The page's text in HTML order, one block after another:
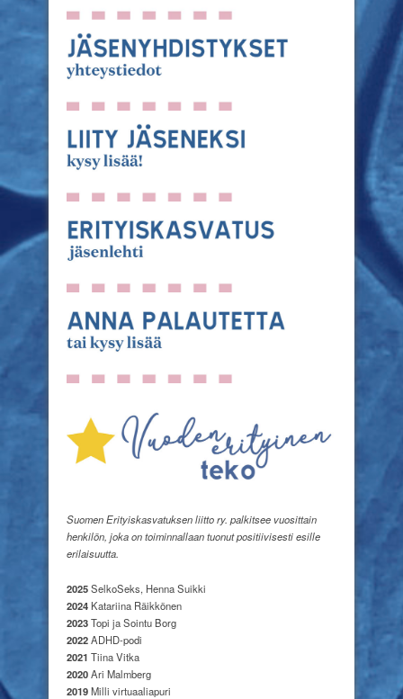
Suomen Erityiskasvatuksen liitto ry. palkitsee vuosittain
henkilön, joka on toiminnallaan tuonut positiivisesti esille
erilaisuutta.
2025SelkoSeks, Henna Suikki
2024 Katariina Räikkönen
2023Topi ja Sointu Borg
2022ADHD-podi
2021 Tiina Vitka
2020Ari Malmberg
2019Milli virtuaaliapuri